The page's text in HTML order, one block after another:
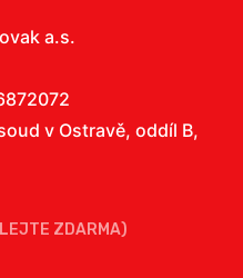
a.s.
v Ostravě, oddíl B,
ZDARMA)